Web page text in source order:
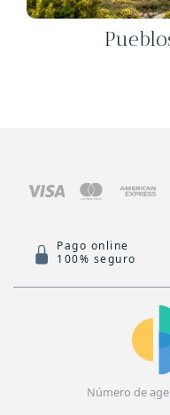
Pago online
100% seguro
Número de